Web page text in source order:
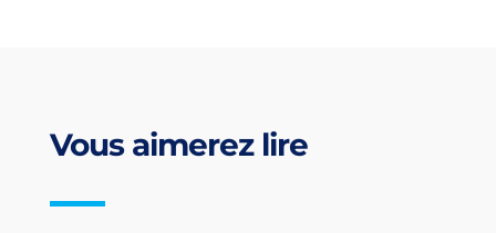
Vous aimerez lire